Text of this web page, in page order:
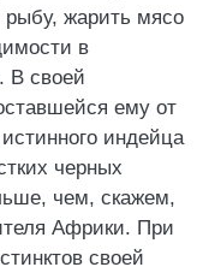
рыбу, жарить мясо
в
В своей
ему от
индейца
черных
чем, скажем,
Африки. При
своей